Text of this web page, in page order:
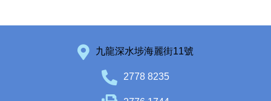
九龍深水埗海麗街11號
2778 8235